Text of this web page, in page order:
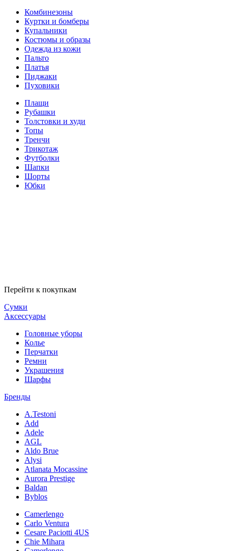
Комбинезоны
Куртки и бомберы
Купальники
Костюмы и образы
Одежда из кожи
Пальто
Платья
Пиджаки
Пуховики
Плащи
Рубашки
Толстовки и худи
Топы
Тренчи
Трикотаж
Футболки
Шапки
Шорты
Юбки
Перейти к покупкам
Сумки
Аксессуары
Головные уборы
Колье
Перчатки
Ремни
Украшения
Шарфы
Бренды
A.Testoni
Add
Adele
AGL
Aldo Brue
Alysi
Atlanata Mocassine
Aurora Prestige
Baldan
Byblos
Camerlengo
Carlo Ventura
Cesare Paciotti 4US
Chie Mihara